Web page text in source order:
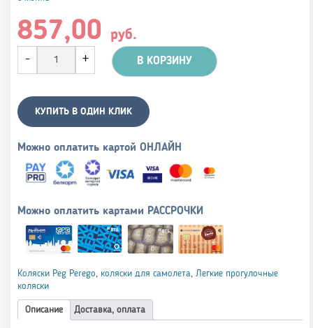
857,00 руб.
В КОРЗИНУ
КУПИТЬ В ОДИН КЛИК
Можно оплатить картой ОНЛАЙН
Можно оплатить картами РАССРОЧКИ
Коляски Peg Perego коляски для самолета
Легкие прогулочные
коляски
Описание Доставка, оплата